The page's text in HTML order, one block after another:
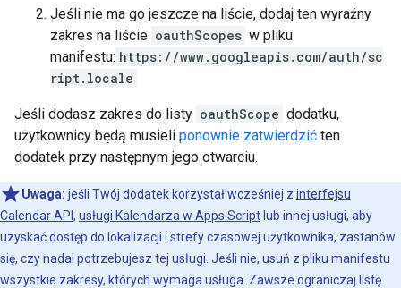
Jeśli nie ma go jeszcze na liście, dodaj ten wyraźny
zakres na liście oauthScopes w pliku
manifestu: https://www.googleapis.com/auth/sc
ript.locale
Jeśli dodasz zakres do listy oauthScope dodatku,
użytkownicy będą musieli ponownie zatwierdzić ten
dodatek przy następnym jego otwarciu.
Uwaga: jeśli Twój dodatek korzystał wcześniej z interfejsu
Calendar API , usługi Kalendarza w Apps Script lub innej usługi, aby
uzyskać dostęp do lokalizacji i strefy czasowej użytkownika, zastanów
się, czy nadal potrzebujesz tej usługi. Jeśli nie, usuń z pliku manifestu
wszystkie zakresy, których wymaga usługa. Zawsze ograniczaj listę